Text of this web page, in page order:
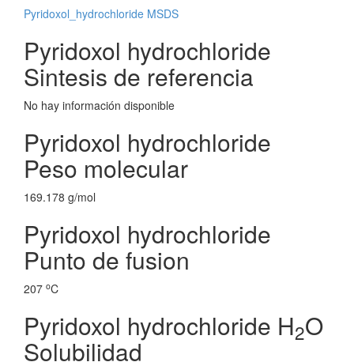
Pyridoxol_hydrochloride MSDS
Pyridoxol hydrochloride
Sintesis de referencia
No hay información disponible
Pyridoxol hydrochloride
Peso molecular
169.178 g/mol
Pyridoxol hydrochloride
Punto de fusion
207 oC
Pyridoxol hydrochloride H2O
Solubilidad